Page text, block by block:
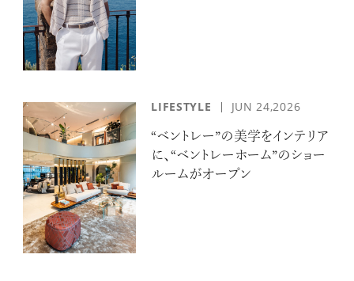
LIFESTYLE JUN 24,2026
“ベントレー”の美学をインテリア
に、“ベントレーホーム”のショー
ルームがオープン